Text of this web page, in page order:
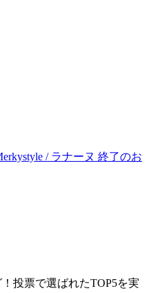
/ ラナーヌ 終了のお
投票で選ばれたTOP5を実